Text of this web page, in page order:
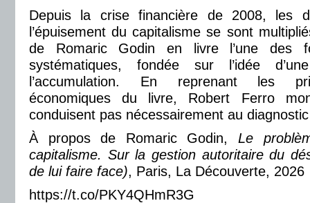
Depuis la crise financière de 2008, les
l’épuisement du capitalisme se sont
de Romaric Godin en livre l’une des
systématiques, fondée sur l’idée
l’accumulation. En reprenant les
économiques du livre, Robert Ferro
conduisent pas nécessairement au
À propos de Romaric Godin,Le
capitalisme. Sur la gestion autoritaire du
de lui faire face), Paris, La Découverte, 2026
https://t.co/PKY4QHmR3G